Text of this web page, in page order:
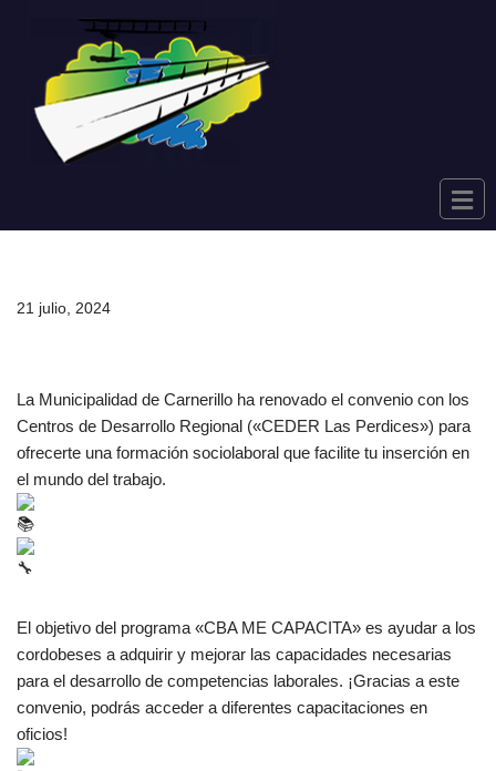
contenido
21 julio, 2024
La Municipalidad de Carnerillo ha renovado el convenio con los
Centros de Desarrollo Regional («CEDER Las Perdices») para
ofrecerte una formación sociolaboral que facilite tu inserción en
el mundo del trabajo.
El objetivo del programa «CBA ME CAPACITA» es ayudar a los
cordobeses a adquirir y mejorar las capacidades necesarias
para el desarrollo de competencias laborales. ¡Gracias a este
convenio, podrás acceder a diferentes capacitaciones en
oficios!